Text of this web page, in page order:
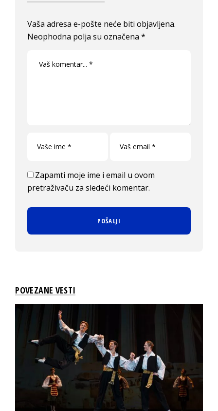
Vaša adresa e-pošte neće biti objavljena.
Neophodna polja su označena*
Zapamti moje ime i email u ovom
pretraživaču za sledeći komentar.
POVEZANE VESTI